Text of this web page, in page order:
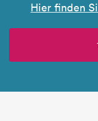
Hier finden